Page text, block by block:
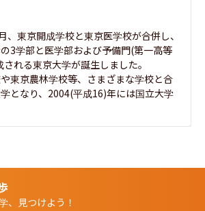
、東京開成学校と東京医学校が合併し、
3学部と医学部および予備門(第一高等
れる東京大学が誕生しました。
東京農林学校等、さまざまな学校と合
となり、2004(平成16)年には国立大学
、見つけよう！